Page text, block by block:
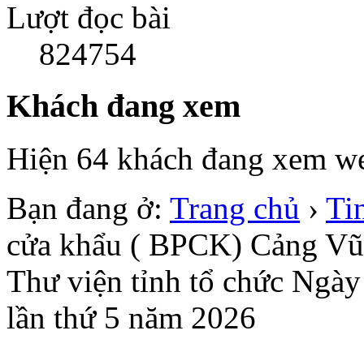
Lượt đọc bài
824754
Khách đang xem
Hiện 64 khách đang xem
Bạn đang ở: Trang chủ ›
cửa khẩu ( BPCK) Cảng
Thư viện tỉnh tổ chức
lần thứ 5 năm 2026